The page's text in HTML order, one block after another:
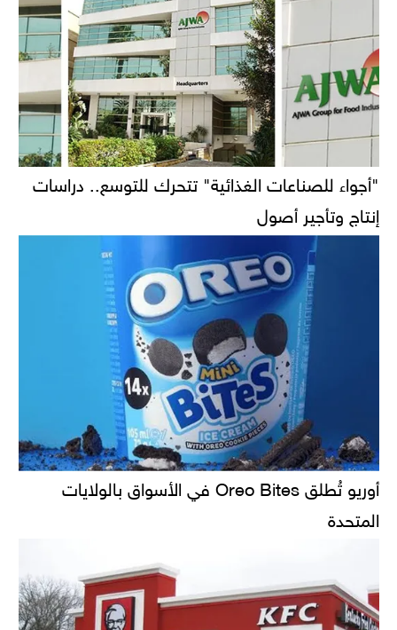
"أجواء للصناعات الغذائية" تتحرك للتوسع.. دراسات
إنتاج وتأجير أصول
أوريو تُطلق Oreo Bites في الأسواق بالولايات
المتحدة